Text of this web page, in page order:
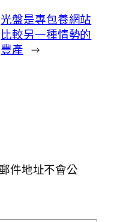
光盤是專包養網站
比較另一種情勢的
豐產 →
件地址不會公